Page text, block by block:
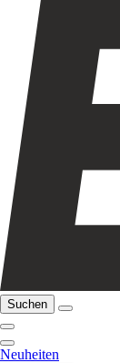
Suchen
Neuheiten